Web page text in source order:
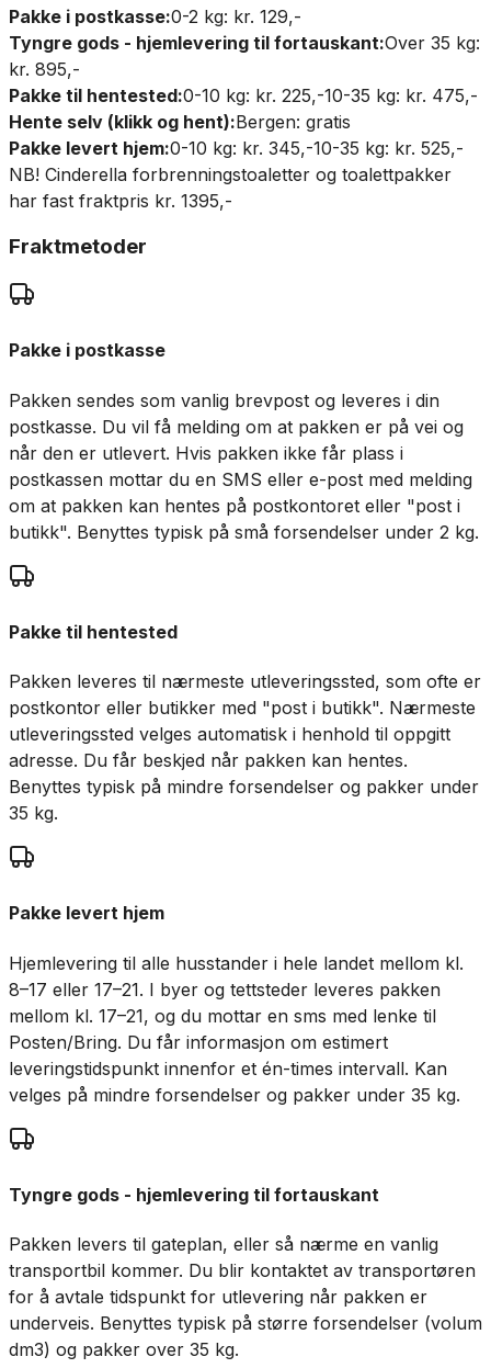
Pakke i postkasse:0-2 kg: kr. 129,-
Tyngre gods - hjemlevering til fortauskant:Over 35 kg:
kr. 895,-
Pakke til hentested:0-10 kg: kr. 225,-10-35 kg: kr. 475,-
Hente selv (klikk og hent):Bergen: gratis
Pakke levert hjem:0-10 kg: kr. 345,-10-35 kg: kr. 525,-
NB! Cinderella forbrenningstoaletter og toalettpakker
har fast fraktpris kr. 1395,-
Fraktmetoder
Pakke i postkasse
Pakken sendes som vanlig brevpost og leveres i din
postkasse. Du vil få melding om at pakken er på vei og
når den er utlevert. Hvis pakken ikke får plass i
postkassen mottar du en SMS eller e-post med melding
om at pakken kan hentes på postkontoret eller "post i
butikk". Benyttes typisk på små forsendelser under 2 kg.
Pakke til hentested
Pakken leveres til nærmeste utleveringssted, som ofte er
postkontor eller butikker med "post i butikk". Nærmeste
utleveringssted velges automatisk i henhold til oppgitt
adresse. Du får beskjed når pakken kan hentes.
Benyttes typisk på mindre forsendelser og pakker under
35 kg.
Pakke levert hjem
Hjemlevering til alle husstander i hele landet mellom kl.
8–17 eller 17–21. I byer og tettsteder leveres pakken
mellom kl. 17–21, og du mottar en sms med lenke til
Posten/Bring. Du får informasjon om estimert
leveringstidspunkt innenfor et én-times intervall. Kan
velges på mindre forsendelser og pakker under 35 kg.
Tyngre gods - hjemlevering til fortauskant
Pakken levers til gateplan, eller så nærme en vanlig
transportbil kommer. Du blir kontaktet av transportøren
for å avtale tidspunkt for utlevering når pakken er
underveis. Benyttes typisk på større forsendelser (volum
dm3) og pakker over 35 kg.